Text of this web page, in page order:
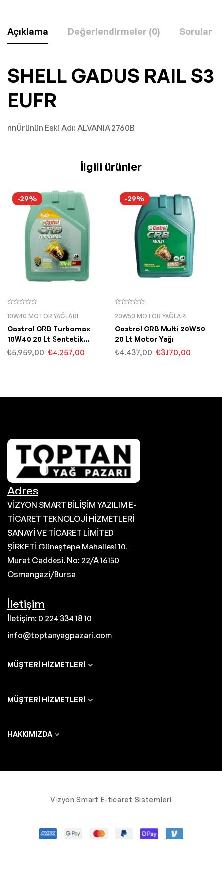
Açıklama Değerlendirmeler (0) Sorular
SHELL GADUS RAIL S3
EUFR
nnÜrünün Eski Adı: ALVANIA 2760B
İlgili ürünler
-29%
10W40 MOTOR YAĞLARI
Castrol CRB Turbomax
10W40 20 Lt Sentetik
Motor Yağı
₺5.959,00 ₺4.257,00
-29%
20W50 MOTOR YAĞLARI
Castrol CRB Multi 20W50
20 Lt Motor Yağı
₺4.437,00 ₺3.170,00
Adres
VİZYON SMART BİLİŞİM YAZILIM E-
TİCARET TEKNOLOJİ HİZMETLERİ
SANAYİ VE TİCARET LİMİTED
ŞİRKETİ Güneştepe Mahallesi 10.
Murat Caddesi. No: 22/A 16150
Osmangazi/Bursa
İletişim
İletişim: 0 224 334 18 10
info@toptanyagpazari.com
MÜŞTERI HIZMETLERI
MÜŞTERI HIZMETLERI
HAKKIMIZDA
Vizyon Smart E-ticaret Sistemleri